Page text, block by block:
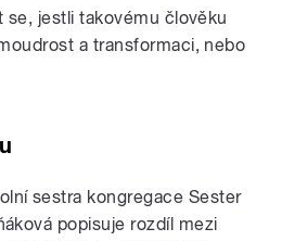
se, jestli takovému člověku
a transformaci, nebo
sestra kongregace Sester
popisuje rozdíl mezi